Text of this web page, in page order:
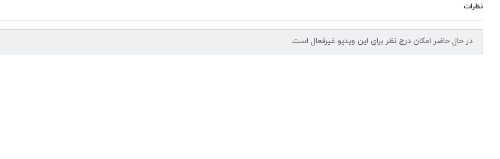
نظرات
در حال حاضر امکان درج نظر برای این ویدیو غیرفعال است.